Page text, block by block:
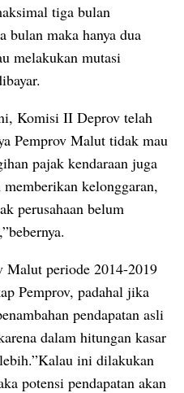
tiga bulan
bulan maka hanya dua
melakukan mutasi
Komisi II Deprov telah
Pemprov Malut tidak mau
pajak kendaraan juga
kelonggaran,
perusahaan belum
periode 2014-2019
Pemprov, padahal jika
pendapatan asli
dalam hitungan kasar
ini dilakukan
potensi pendapatan akan